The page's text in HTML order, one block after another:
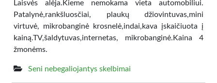
Laisvės alėja.Kieme nemokama vieta automobiliui.
Patalynė,rankšluosčiai, plaukų džiovintuvas,mini
virtuvė, mikrobanginė krosnelė,indai,kava įskaičiuota į
kainą.TV,šaldytuvas,internetas, mikrobanginė.Kaina 4
žmonėms.
Seni nebegaliojantys skelbimai